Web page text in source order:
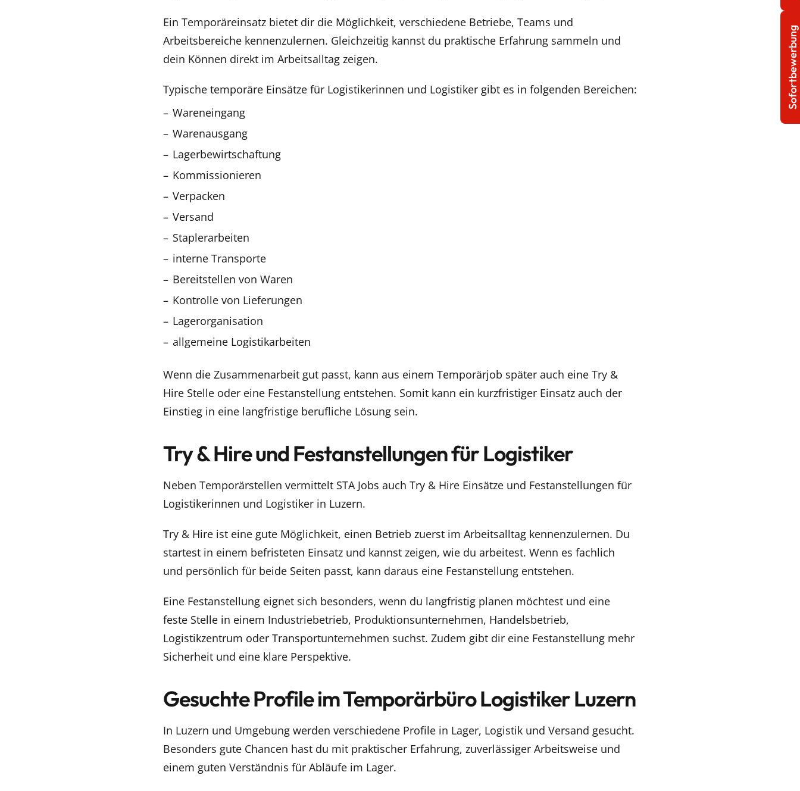
Ein Temporäreinsatz bietet dir die Möglichkeit, verschiedene Betriebe, Teams und
Arbeitsbereiche kennenzulernen. Gleichzeitig kannst du praktische Erfahrung sammeln und
dein Können direkt im Arbeitsalltag zeigen.
Typische temporäre Einsätze für Logistikerinnen und Logistiker gibt es in folgenden Bereichen:
Wareneingang
Warenausgang
Lagerbewirtschaftung
Kommissionieren
Verpacken
Versand
Staplerarbeiten
interne Transporte
Bereitstellen von Waren
Kontrolle von Lieferungen
Lagerorganisation
allgemeine Logistikarbeiten
Wenn die Zusammenarbeit gut passt, kann aus einem Temporärjob später auch eine Try &
Hire Stelle oder eine Festanstellung entstehen. Somit kann ein kurzfristiger Einsatz auch der
Einstieg in eine langfristige berufliche Lösung sein.
Try & Hire und Festanstellungen für Logistiker
Neben Temporärstellen vermittelt STA Jobs auch Try & Hire Einsätze und Festanstellungen für
Logistikerinnen und Logistiker in Luzern.
Try & Hire ist eine gute Möglichkeit, einen Betrieb zuerst im Arbeitsalltag kennenzulernen. Du
startest in einem befristeten Einsatz und kannst zeigen, wie du arbeitest. Wenn es fachlich
und persönlich für beide Seiten passt, kann daraus eine Festanstellung entstehen.
Eine Festanstellung eignet sich besonders, wenn du langfristig planen möchtest und eine
feste Stelle in einem Industriebetrieb, Produktionsunternehmen, Handelsbetrieb,
Logistikzentrum oder Transportunternehmen suchst. Zudem gibt dir eine Festanstellung mehr
Sicherheit und eine klare Perspektive.
Gesuchte Profile im Temporärbüro Logistiker Luzern
In Luzern und Umgebung werden verschiedene Profile in Lager, Logistik und Versand gesucht.
Besonders gute Chancen hast du mit praktischer Erfahrung, zuverlässiger Arbeitsweise und
einem guten Verständnis für Abläufe im Lager.
Sofortbewerbung